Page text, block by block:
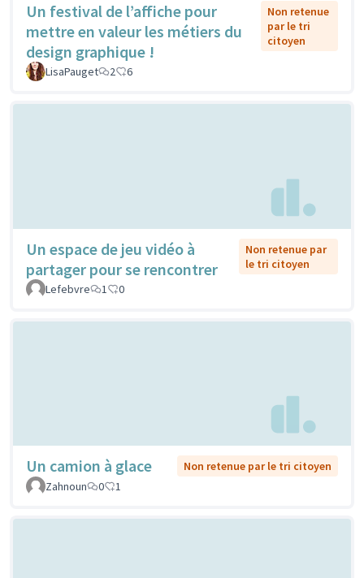
Un festival de l’affiche pour
mettre en valeur les métiers du
design graphique !
Non retenue
par le tri
citoyen
LisaPauget 2 6
Un espace de jeu vidéo à
partager pour se rencontrer
Non retenue par
le tri citoyen
Lefebvre
1 0
Un camion à glace
Non retenue par le tri citoyen
Zahnoun
0 1